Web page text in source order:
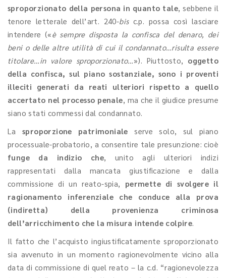
sproporzionato della persona in quanto tale, sebbene il
tenore letterale dell’art. 240-bisc.p. possa così lasciare
intendere («è sempre disposta la confisca del denaro, dei
beni o delle altre utilità di cui il condannato…risulta essere
titolare…in valore sproporzionato…»). Piuttosto, oggetto
della confisca, sul piano sostanziale, sono i proventi
illeciti generati da reati ulteriori rispetto a quello
accertato nel processo penale, ma che il giudice presume
siano stati commessi dal condannato.
Lasproporzione patrimoniale serve solo, sul piano
processuale-probatorio, a consentire tale presunzione: cioè
funge da indizio che, unito agli ulteriori indizi
rappresentati dalla mancata giustificazione e dalla
commissione di un reato-spia, permette di svolgere il
ragionamento inferenziale che conduce alla prova
(indiretta) della provenienza criminosa
dell’arricchimento che la misura intende colpire.
Il fatto che l’acquisto ingiustificatamente sproporzionato
sia avvenuto in un momento ragionevolmente vicino alla
data di commissione di quel reato – la c.d. “ragionevolezza